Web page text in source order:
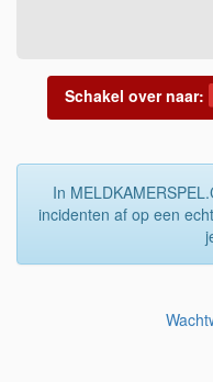
Schakel over naar:
In
incidenten af op een